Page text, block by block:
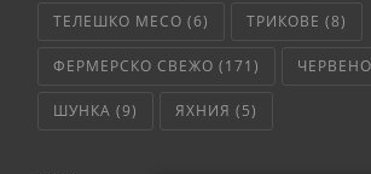
ТЕЛЕШКО МЕСО (6) ТРИКОВЕ (8)
ФЕРМЕРСКО СВЕЖО (171)
ШУНКА (9) ЯХНИЯ (5)